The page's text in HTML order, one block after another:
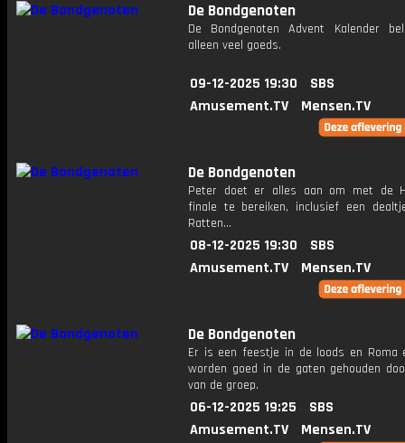
De Bondgenoten
De Bondgenoten Advent Kalender
alleen veel goeds.
09-12-2025 19:30
SBS
Amusement.TV
Mensen.TV
De Bondgenoten
Peter doet er alles aan om met de
finale te bereiken, inclusief een
Ratten...
08-12-2025 19:30
SBS
Amusement.TV
Mensen.TV
De Bondgenoten
Er is een feestje in de loods en Roma
worden goed in de gaten gehouden
van de groep.
06-12-2025 19:25
SBS
Amusement.TV
Mensen.TV